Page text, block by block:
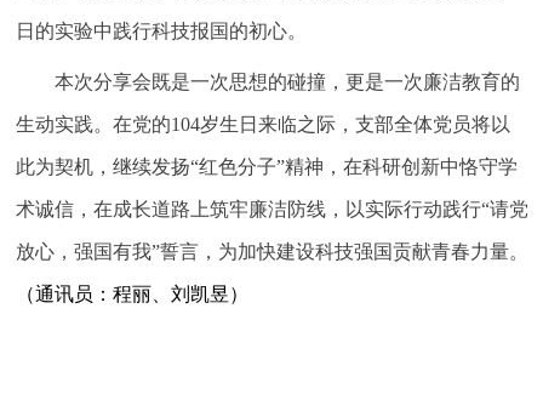
日的实验中践行科技报国的初心。
本次分享会既是一次思想的碰撞，更是一次廉洁教育的
生动实践。在党的104岁生日来临之际，支部全体党员将以
此为契机，继续发扬“红色分子”精神，在科研创新中恪守学
术诚信，在成长道路上筑牢廉洁防线，以实际行动践行“请党
放心，强国有我”誓言，为加快建设科技强国贡献青春力量。
（通讯员：程丽、刘凯昱）